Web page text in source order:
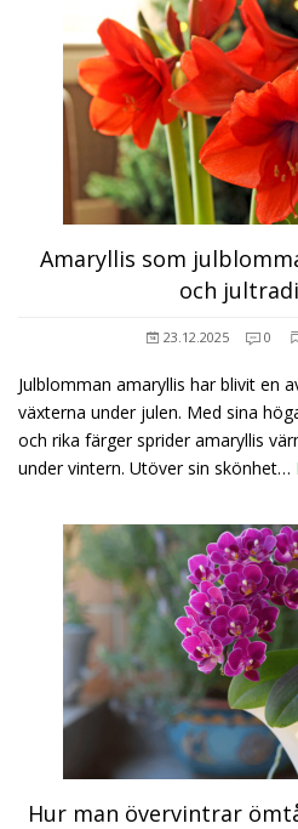
Amaryllis som
och
23.12.2025 0
Julblomman amaryllis har blivit en
växterna under julen. Med sina
och rika färger sprider amaryllis
under vintern. Utöver sin skönhet…
Hur man övervintrar